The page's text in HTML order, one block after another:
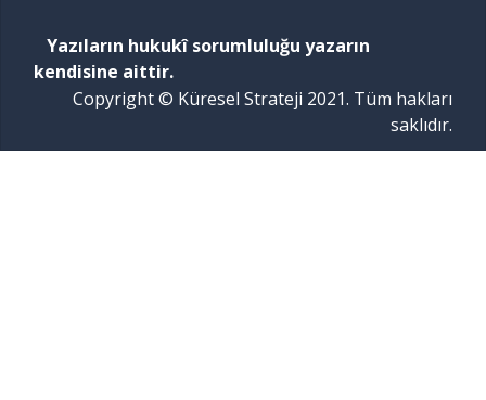
Yazıların hukukî sorumluluğu yazarın
kendisine aittir.
Copyright © Küresel Strateji 2021. Tüm hakları
saklıdır.